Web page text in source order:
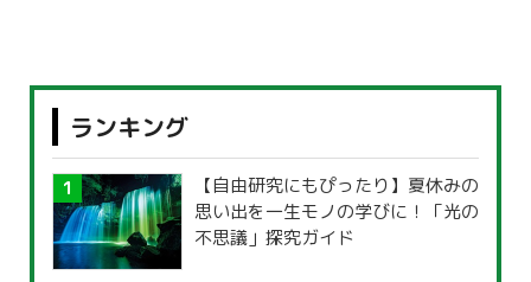
ランキング
【自由研究にもぴったり】夏休みの
思い出を一生モノの学びに！「光の
不思議」探究ガイド